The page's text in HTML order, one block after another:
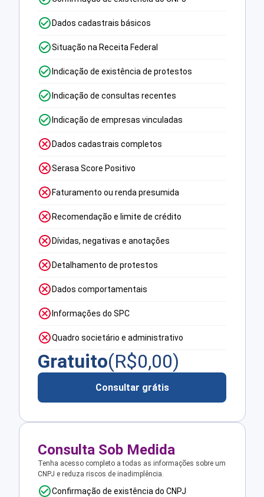
Dados cadastrais básicos
Situação na Receita Federal
Indicação de existência de protestos
Indicação de consultas recentes
Indicação de empresas vinculadas
Dados cadastrais completos
Serasa Score Positivo
Faturamento ou renda presumida
Recomendação e limite de crédito
Dívidas, negativas e anotações
Detalhamento de protestos
Dados comportamentais
Informações do SPC
Quadro societário e administrativo
Gratuito(R$0,00)
Consultar grátis
Consulta Sob Medida
Tenha acesso completo a todas as informações sobre um
CNPJ e reduza riscos de inadimplência.
Confirmação de existência do CNPJ